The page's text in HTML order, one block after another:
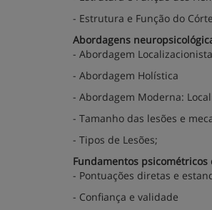
- Estrutura e Função do
Abordagens
- Abordagem Localizacionista
- Abordagem Holística
- Abordagem Moderna:
- Tamanho das lesões e
- Tipos de Lesões;
Fundamentos
- Pontuações diretas e
- Confiança e validade